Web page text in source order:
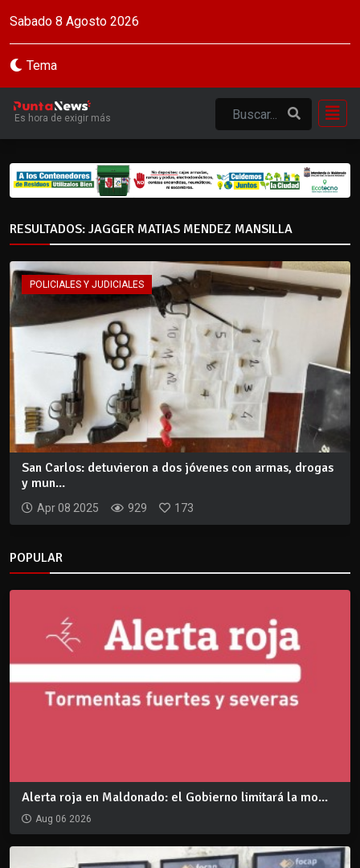
Sabado 8 Agosto 2026
Tema
Es hora de exigir más
RESULTADOS: JAGGER MATIAS MENDEZ MANSILLA
POLICIALES Y JUDICIALES
San Carlos: detuvieron a dos jóvenes con armas, drogas
y mun...
Apr 08 2025 929 173
POPULAR
Alerta roja en Maldonado: el Gobierno limitará la mo...
Aug 06 2026